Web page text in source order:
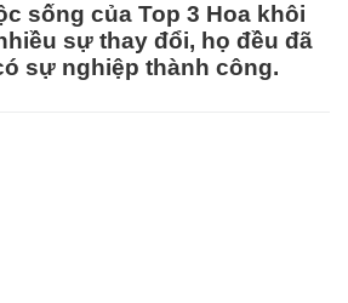
sống của Top 3 Hoa khôi
sự thay đổi, họ đều đã
sự nghiệp thành công.